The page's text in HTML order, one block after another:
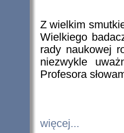
Z wielkim
Wielkiego
rady naukowej
niezwykle
Profesora
więcej...